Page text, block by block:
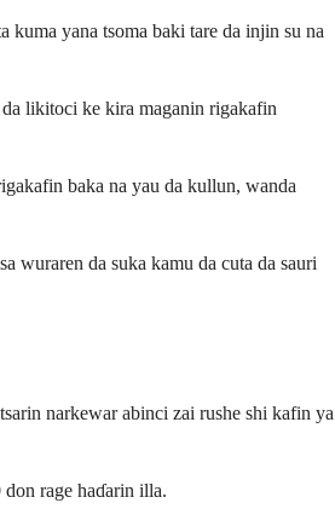
yana tsoma baki tare da injin su na
likitoci ke kira maganin rigakafin
baka na yau da kullun, wanda
wuraren da suka kamu da cuta da sauri
narkewar abinci zai rushe shi kafin ya
rage haɗarin illa.